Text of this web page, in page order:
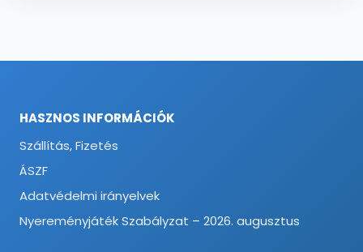
HASZNOS INFORMÁCIÓK
Szállítás, Fizetés
ÁSZF
Adatvédelmi irányelvek
Nyereményjáték Szabályzat – 2026. augusztus